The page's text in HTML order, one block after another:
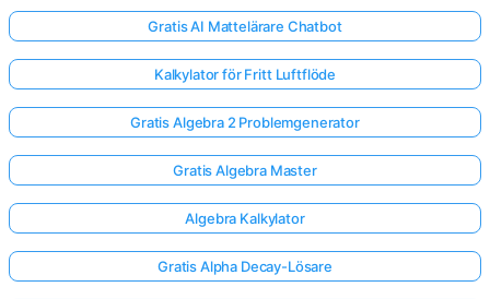
Gratis AI Mattelärare Chatbot
Kalkylator för Fritt Luftflöde
Gratis Algebra 2 Problemgenerator
Gratis Algebra Master
Algebra Kalkylator
Gratis Alpha Decay-Lösare